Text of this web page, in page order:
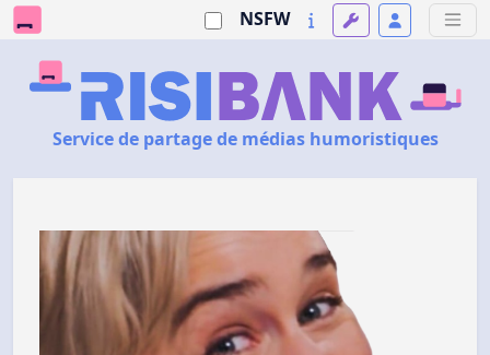
NSFW
Service de partage de médias humoristiques